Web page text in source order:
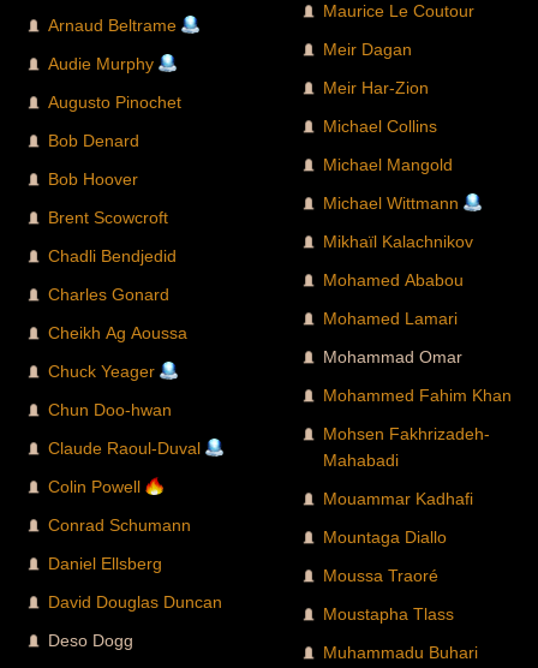
Arnaud Beltrame
Audie Murphy
Augusto Pinochet
Bob Denard
Bob Hoover
Brent Scowcroft
Chadli Bendjedid
Charles Gonard
Cheikh Ag Aoussa
Chuck Yeager
Chun Doo-hwan
Claude Raoul-Duval
Colin Powell
Conrad Schumann
Daniel Ellsberg
David Douglas Duncan
Deso Dogg
Maurice Le Coutour
Meir Dagan
Meir Har-Zion
Michael Collins
Michael Mangold
Michael Wittmann
Mikhaïl Kalachnikov
Mohamed Ababou
Mohamed Lamari
Mohammad Omar
Mohammed Fahim Khan
Mohsen Fakhrizadeh-
Mahabadi
Mouammar Kadhafi
Mountaga Diallo
Moussa Traoré
Moustapha Tlass
Muhammadu Buhari